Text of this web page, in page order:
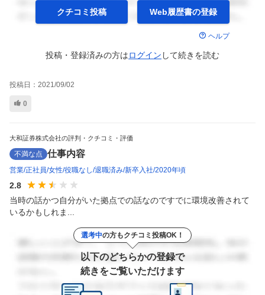
クチコミ投稿 Web履歴書の登録
ヘルプ
投稿・登録済みの方はログイン して続きを読む
投稿日： 2021/09/02
0
大和証券株式会社の評判・クチコミ・評価
不満な点 仕事内容
営業 正社員 女性 役職なし 退職済み 新卒入社 2020年頃
2.8
当時の話かつ自分がいた拠点での話なのですでに環境改善されて
いるかもしれま...
選考中の方もクチコミ投稿OK！
以下のどちらかの登録で
続きをご覧いただけます